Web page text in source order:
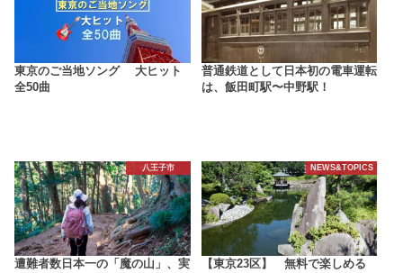
東京のご当地ソング 大ヒット
全50曲
普通鉄道として日本初の電車運転
は、飯田町駅〜中野駅！
八王子市
遭難者数日本一の「魔の山」、実
NEWS&TOPICS
【東京23区】 無料で楽しめる